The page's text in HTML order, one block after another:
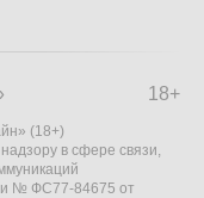
18+
(18+)
в сфере связи,
№ ФС77-84675 от